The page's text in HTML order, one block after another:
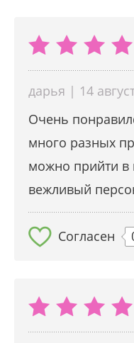
дарья | 14
Очень
много разных
можно прийти в
вежливый
Согласен